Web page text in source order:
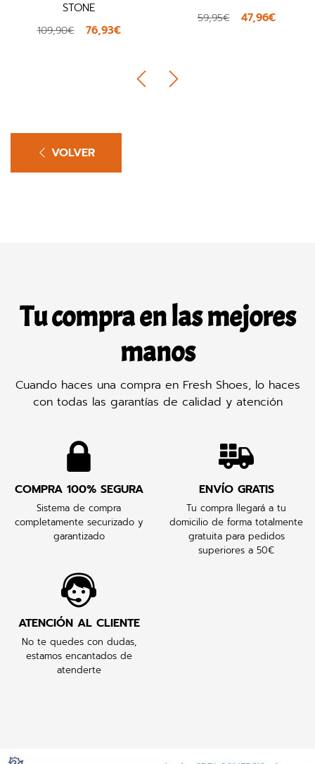
STONE
109,90€ 76,93€
59,95€ 47,96€
VOLVER
Tu compra en las mejores
manos
Cuando haces una compra en Fresh Shoes, lo haces
con todas las garantías de calidad y atención
COMPRA 100% SEGURA
Sistema de compra
completamente securizado y
garantizado
ENVÍO GRATIS
Tu compra llegará a tu
domicilio de forma totalmente
gratuita para pedidos
superiores a 50€
ATENCIÓN AL CLIENTE
No te quedes con dudas,
estamos encantados de
atenderte